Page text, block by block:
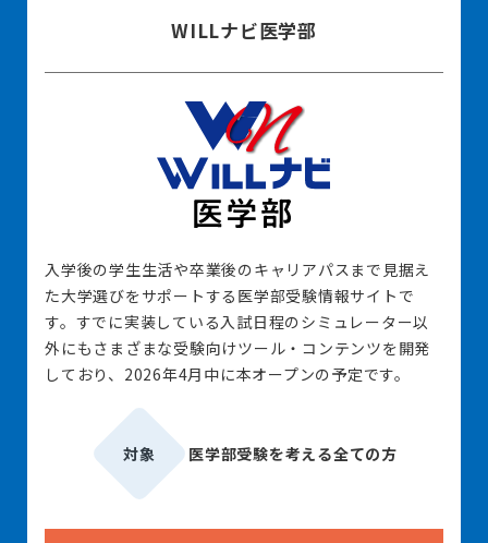
WILLナビ医学部
入学後の学生生活や卒業後のキャリアパスまで見据え
た大学選びをサポートする医学部受験情報サイトで
す。すでに実装している入試日程のシミュレーター以
外にもさまざまな受験向けツール・コンテンツを開発
しており、2026年4月中に本オープンの予定です。
対象 医学部受験を考える全ての方